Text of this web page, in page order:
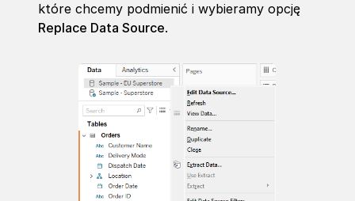
które chcemy podmienić i wybieramy opcję
Replace Data Source.